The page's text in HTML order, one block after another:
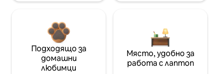
Подходящо за
домашни
любимци
Място, удобно за
работа с лаптоп